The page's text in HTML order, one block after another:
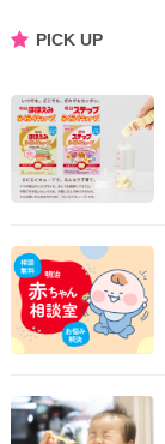
PICK UP